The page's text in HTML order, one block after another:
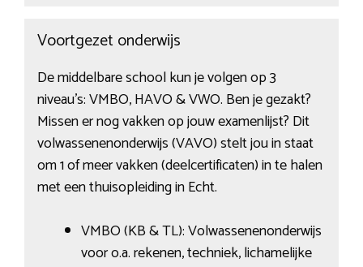
Voortgezet onderwijs
De middelbare school kun je volgen op 3
niveau’s: VMBO, HAVO & VWO. Ben je gezakt?
Missen er nog vakken op jouw examenlijst? Dit
volwassenenonderwijs (VAVO) stelt jou in staat
om 1 of meer vakken (deelcertificaten) in te halen
met een thuisopleiding in Echt.
VMBO (KB & TL): Volwassenenonderwijs
voor o.a. rekenen, techniek, lichamelijke